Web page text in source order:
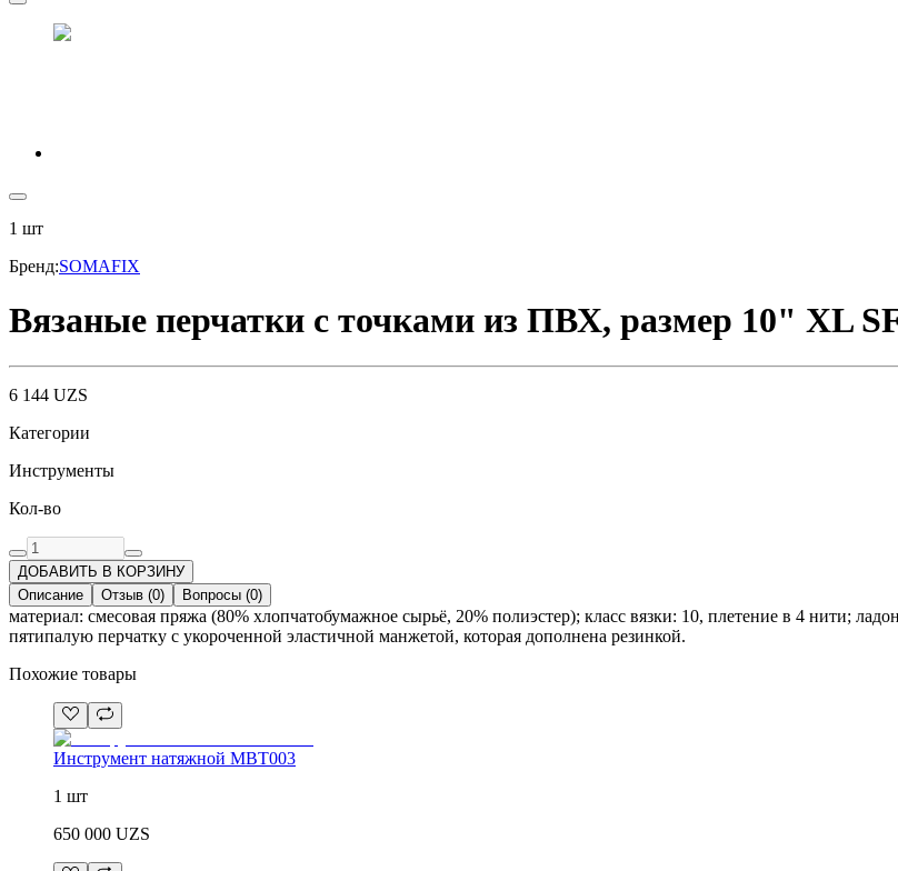
1 шт
Бренд:SOMAFIX
Вязаные перчатки с точками из ПВХ, размер 10" XL
6 144 UZS
Категории
Инструменты
Кол-во
ДОБАВИТЬ В КОРЗИНУ
Описание
Отзыв (0) Вопросы (0)
материал: смесовая пряжа (80% хлопчатобумажное сырьё, 20% полиэстер); класс вязки: 10, плетение в 4 нити;
пятипалую перчатку с укороченной эластичной манжетой, которая дополнена резинкой.
Похожие товары
Инструмент натяжной MBT003
1 шт
650 000 UZS